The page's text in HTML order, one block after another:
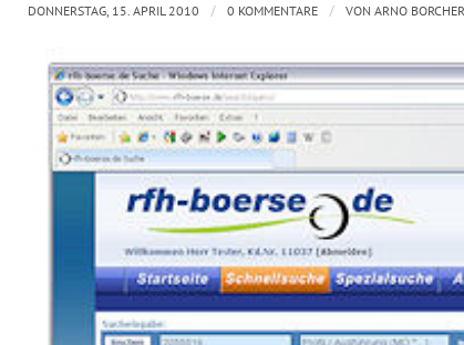
DONNERSTAG, 15. APRIL 2010 / 0 KOMMENTARE / VON ARNO